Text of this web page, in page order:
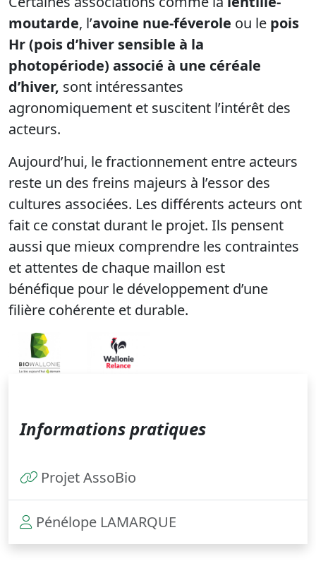
moutarde, l’avoine nue-féverole ou le pois
Hr (pois d’hiver sensible à la
photopériode) associé à une céréale
d’hiver, sont intéressantes
agronomiquement et suscitent l’intérêt des
acteurs.
Aujourd’hui, le fractionnement entre acteurs
reste un des freins majeurs à l’essor des
cultures associées. Les différents acteurs ont
fait ce constat durant le projet. Ils pensent
aussi que mieux comprendre les contraintes
et attentes de chaque maillon est
bénéfique pour le développement d’une
filière cohérente et durable.
Informations pratiques
Projet AssoBio
Pénélope LAMARQUE